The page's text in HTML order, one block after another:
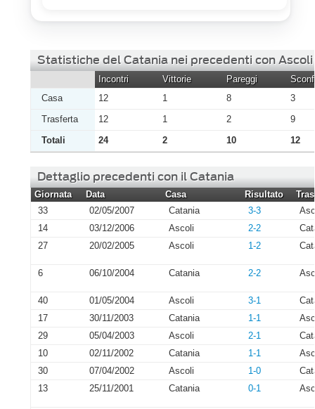
Statistiche del Catania nei precedenti con Ascoli
Incontri Vittorie Pareggi
Casa
12 1 8
3
Trasferta
12 1 2
9
Totali
24 2 10 12
Dettaglio precedenti con il Catania
Giornata Data Casa Risultato
33
02/05/2007 Catania 3-3
14
03/12/2006 Ascoli 2-2
27
20/02/2005 Ascoli 1-2
6 06/10/2004 Catania 2-2
40 01/05/2004 Ascoli 3-1
17
30/11/2003 Catania 1-1
29
05/04/2003 Ascoli 2-1
10
02/11/2002 Catania 1-1
30
07/04/2002 Ascoli 1-0
13
25/11/2001 Catania 0-1